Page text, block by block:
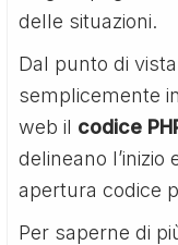
delle situazioni.
Dal punto di
semplicemente
web il codice
delineano
apertura codice
Per saperne di